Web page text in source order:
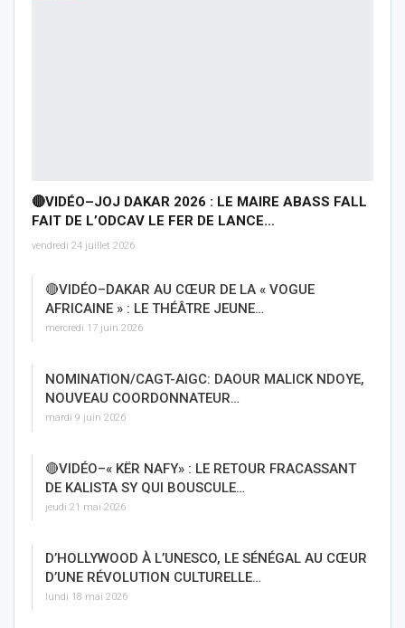
🔴VIDÉO–JOJ DAKAR 2026 : LE MAIRE ABASS FALL
FAIT DE L’ODCAV LE FER DE LANCE…
vendredi 24 juillet 2026
🔴VIDÉO–DAKAR AU CŒUR DE LA « VOGUE
AFRICAINE » : LE THÉÂTRE JEUNE…
mercredi 17 juin 2026
NOMINATION/CAGT-AIGC: DAOUR MALICK NDOYE,
NOUVEAU COORDONNATEUR…
mardi 9 juin 2026
🔴VIDÉO–« KËR NAFY» : LE RETOUR FRACASSANT
DE KALISTA SY QUI BOUSCULE…
jeudi 21 mai 2026
D’HOLLYWOOD À L’UNESCO, LE SÉNÉGAL AU CŒUR
D’UNE RÉVOLUTION CULTURELLE…
lundi 18 mai 2026